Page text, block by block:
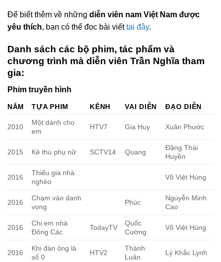
Để biết thêm về những diễn viên nam Việt Nam được
yêu thích, bạn có thể đọc bài viếttại đây.
Danh sách các bộ phim, tác phẩm và
chương trình mà diễn viên Trần Nghĩa tham
gia:
Phim truyền hình
NĂM TỰA PHIM KÊNH VAI DIỄN ĐẠO DIỄN
2010
Một dành cho
em
HTV7 Gia Huy Xuân Phước
2015 Kẻ thù phụ nữ SCTV14 Quang
Đặng Thái
Huyền
2016
Thiếu gia nhà
nghèo
Võ Việt Hùng
2016
Chạm vào danh
vọng
Phúc
Nguyễn Minh
Cao
2016
Chị em nhà
Đông Các
TodayTV
Quốc
Cường
Võ Việt Hùng
2016
Khi đàn ông là
số 0
HTV2
Thành
Luân
Lý Khắc Lynh